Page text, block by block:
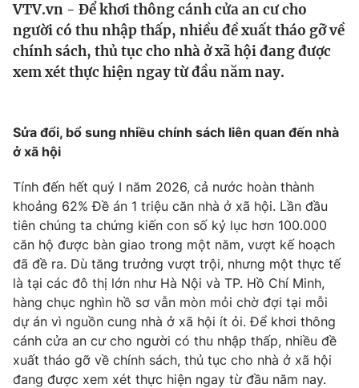
Tin tức
Thế giới đó đây
Câu chuyện quốc tế
Kinh tế
Tài chính
Góc doanh nghiệp
Dữ liệu và đời sống
Truyền hình
Phim VTV
Hậu trường
Nhân vật
Khán giả
Giải sao mai
Điện ảnh
Âm nhạc
Sao
Đời sống
Du lịch
Làm đẹp
Chất lượng cuộc sống
Giáo dục
Tuyển sinh
Học trực tuyến
Công nghệ
Hitech Công nghệ tương lai
Sản phẩm
Giao lưu trực tuyến
VTV.vn - Để khơi thông cánh cửa an cư cho
người có thu nhập thấp, nhiều đề xuất tháo gỡ về
chính sách, thủ tục cho nhà ở xã hội đang được
xem xét thực hiện ngay từ đầu năm nay.
Sửa đổi, bổ sung nhiều chính sách liên quan đến nhà
ở xã hội
Tính đến hết quý I năm 2026, cả nước hoàn thành
khoảng 62% Đề án 1 triệu căn nhà ở xã hội. Lần đầu
tiên chúng ta chứng kiến con số kỷ lục hơn 100.000
căn hộ được bàn giao trong một năm, vượt kế hoạch
đã đề ra. Dù tăng trưởng vượt trội, nhưng một thực tế
là tại các đô thị lớn như Hà Nội và TP. Hồ Chí Minh,
hàng chục nghìn hồ sơ vẫn mòn mỏi chờ đợi tại mỗi
dự án vì nguồn cung nhà ở xã hội ít ỏi. Để khơi thông
cánh cửa an cư cho người có thu nhập thấp, nhiều đề
xuất tháo gỡ về chính sách, thủ tục cho nhà ở xã hội
đang được xem xét thực hiện ngay từ đầu năm nay.